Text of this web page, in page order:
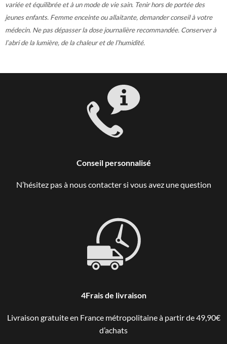
variée et équilibrée et à un mode de vie sain. Tenir hors de portée des
jeunes enfants. Femme enceinte ou allaitante, demander conseil à votre
médecin. Ne pas dépasser la dose journalière recommandée. Conserver à
l’abri de la lumière, de la chaleur et de l’humidité.
Conseil personnalisé
N’hésitez pas à nous contacter si vous avez une question
4Frais de livraison
Livraison gratuite en France métropolitaine à partir de 49,90€
d’achats